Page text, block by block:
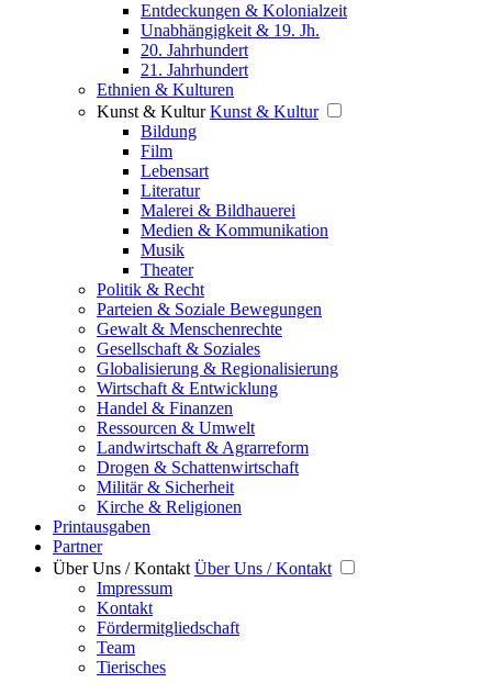
Entdeckungen & Kolonialzeit
Unabhängigkeit & 19. Jh.
20. Jahrhundert
21. Jahrhundert
Ethnien & Kulturen
Kunst & Kultur Kunst & Kultur
Bildung
Film
Lebensart
Literatur
Malerei & Bildhauerei
Medien & Kommunikation
Musik
Theater
Politik & Recht
Parteien & Soziale Bewegungen
Gewalt & Menschenrechte
Gesellschaft & Soziales
Globalisierung & Regionalisierung
Wirtschaft & Entwicklung
Handel & Finanzen
Ressourcen & Umwelt
Landwirtschaft & Agrarreform
Drogen & Schattenwirtschaft
Militär & Sicherheit
Kirche & Religionen
Printausgaben
Partner
Über Uns / Kontakt Über Uns / Kontakt
Impressum
Kontakt
Fördermitgliedschaft
Team
Tierisches